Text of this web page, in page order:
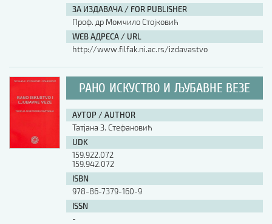
ЗА ИЗДАВАЧА / FOR PUBLISHER
Проф. др Момчило Стојковић
WEB АДРЕСА / URL
http://www.filfak.ni.ac.rs/izdavastvo
РАНО ИСКУСТВО И ЉУБАВНЕ ВЕЗЕ
АУТОР / AUTHOR
Татјана З. Стефановић
UDK
159.922.072
159.942.072
ISBN
978-86-7379-160-9
ISSN
-